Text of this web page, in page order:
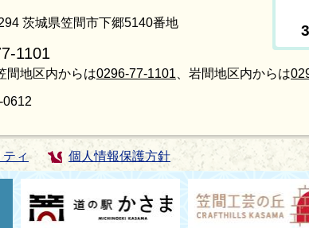
茨城県笠間市下郷5140番地
1101
間地区内からは0296-77-1101 、岩間地区内からは
0612
ィ 個人情報保護方針